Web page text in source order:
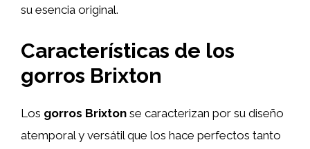
su esencia original.
Características de los
gorros Brixton
Los gorros Brixton se caracterizan por su diseño
atemporal y versátil que los hace perfectos tanto